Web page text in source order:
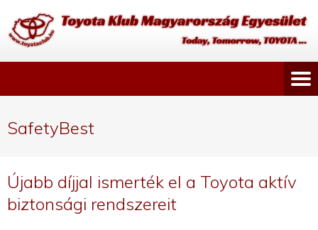
SafetyBest
Újabb díjjal ismerték el a Toyota aktív
biztonsági rendszereit